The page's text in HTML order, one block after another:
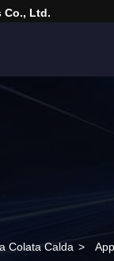
Co., Ltd.
Colata Calda >